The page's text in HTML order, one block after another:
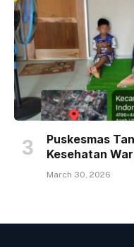
Puskesmas
Kesehatan
March 30, 2026